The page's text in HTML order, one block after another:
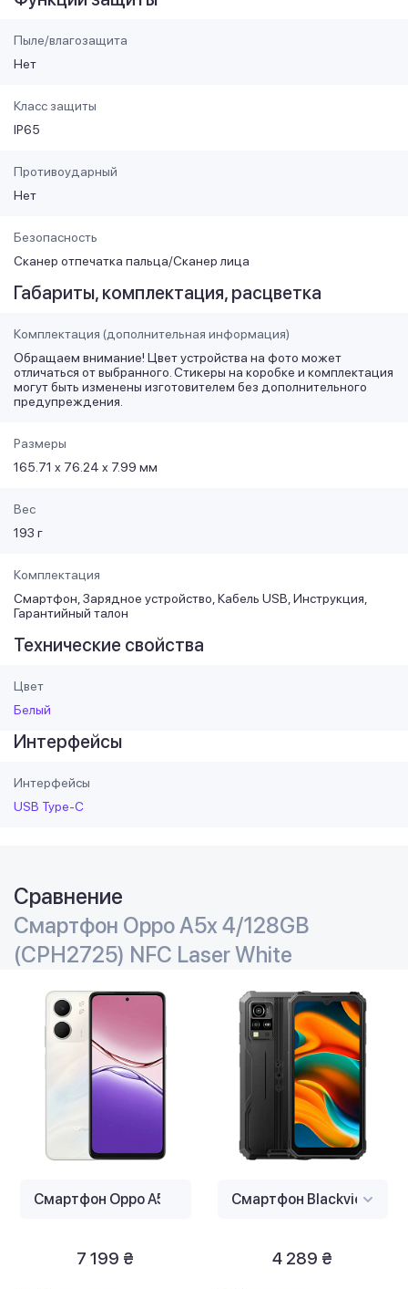
Пыле/влагозащита
Нет
Класс защиты
IP65
Противоударный
Нет
Безопасность
Сканер отпечатка пальца/Сканер лица
Габариты, комплектация, расцветка
Комплектация (дополнительная информация)
Обращаем внимание! Цвет устройства на фото может
отличаться от выбранного. Стикеры на коробке и комплектация
могут быть изменены изготовителем без дополнительного
предупреждения.
Размеры
165.71 x 76.24 x 7.99 мм
Вес
193 г
Комплектация
Смартфон, Зарядное устройство, Кабель USB, Инструкция,
Гарантийный талон
Технические свойства
Цвет
Белый
Интерфейсы
Интерфейсы
USB Type-C
Сравнение
Смартфон Oppo A5x 4/128GB
(CPH2725) NFC Laser White
7 199 ₴ 4 289 ₴